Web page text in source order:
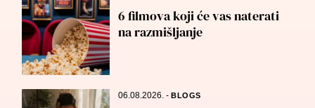
6 filmova koji će vas naterati
na razmišljanje
06.08.2026.-BLOGS